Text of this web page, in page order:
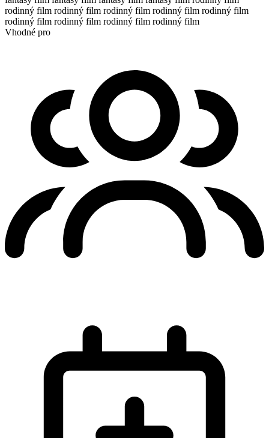
rodinný film rodinný film rodinný film rodinný film rodinný film
rodinný film rodinný film rodinný film rodinný film
Vhodné pro